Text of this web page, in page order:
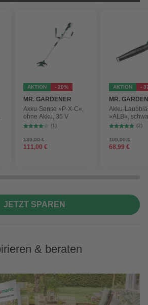
AKTION - 20%
MR. GARDENER
Akku-Sense »P-X-C«,
ohne Akku, 36 V
(1)
139,00 €
111,00 €
AKTION -
MR.
Akku-
»ALB«,
max.
210 km/h
(2)
109,00 €
68,99 €
JETZT SPAREN
& beraten